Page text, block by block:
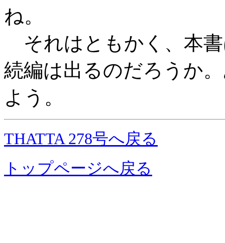
ね。
それはともかく、本
続編は出るのだろうか
よう。
THATTA 278号へ戻る
トップページへ戻る